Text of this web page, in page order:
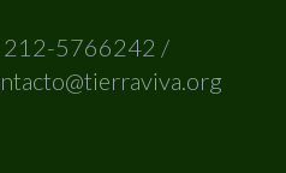
212-5766242 /